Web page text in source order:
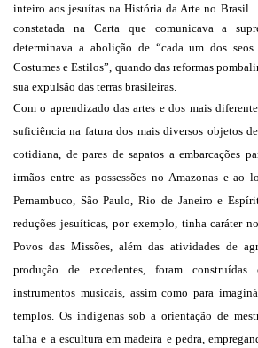
inteiro aos jesuítas na História da Arte no
constatada na Carta que comunicava a
determinava a abolição de “cada um dos
Costumes e Estilos”, quando das reformas
sua expulsão das terras brasileiras.
Com o aprendizado das artes e dos mais
suficiência na fatura dos mais diversos objetos
cotidiana, de pares de sapatos a embarcações
irmãos entre as possessões no Amazonas e ao
Pernambuco, São Paulo, Rio de Janeiro e
reduções jesuíticas, por exemplo, tinha caráter
Povos das Missões, além das atividades de
produção de excedentes, foram
instrumentos musicais, assim como para
templos. Os indígenas sob a orientação de
talha e a escultura em madeira e pedra,